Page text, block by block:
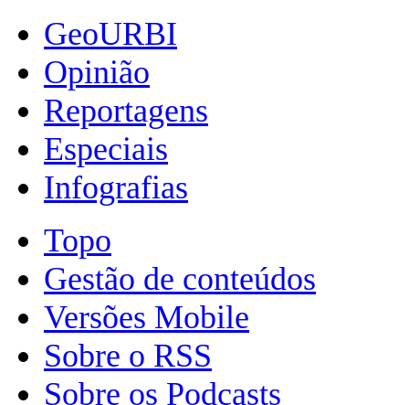
GeoURBI
Opinião
Reportagens
Especiais
Infografias
Topo
Gestão de conteúdos
Versões Mobile
Sobre o RSS
Sobre os Podcasts